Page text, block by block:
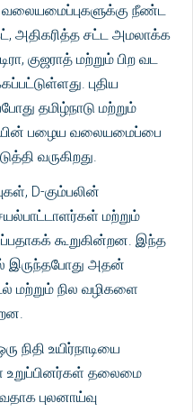
நீண்ட
அதிகரித்த சட்ட அமலாக்க
குஜராத் மற்றும் பிற வட
புதிய
தமிழ்நாடு மற்றும்
யின் பழைய வலையமைப்பை
வருகிறது.
D-கும்பலின்
மற்றும்
கூறுகின்றன. இந்த
இருந்தபோது அதன்
மற்றும் நில வழிகளை
நிதி உயிர்நாடியை
உறுப்பினர்கள் தலைமை
புலனாய்வு